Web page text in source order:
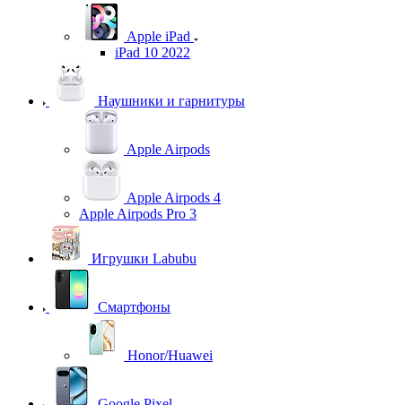
Apple iPad
iPad 10 2022
Наушники и гарнитуры
Apple Airpods
Apple Airpods 4
Apple Airpods Pro 3
Игрушки Labubu
Смартфоны
Honor/Huawei